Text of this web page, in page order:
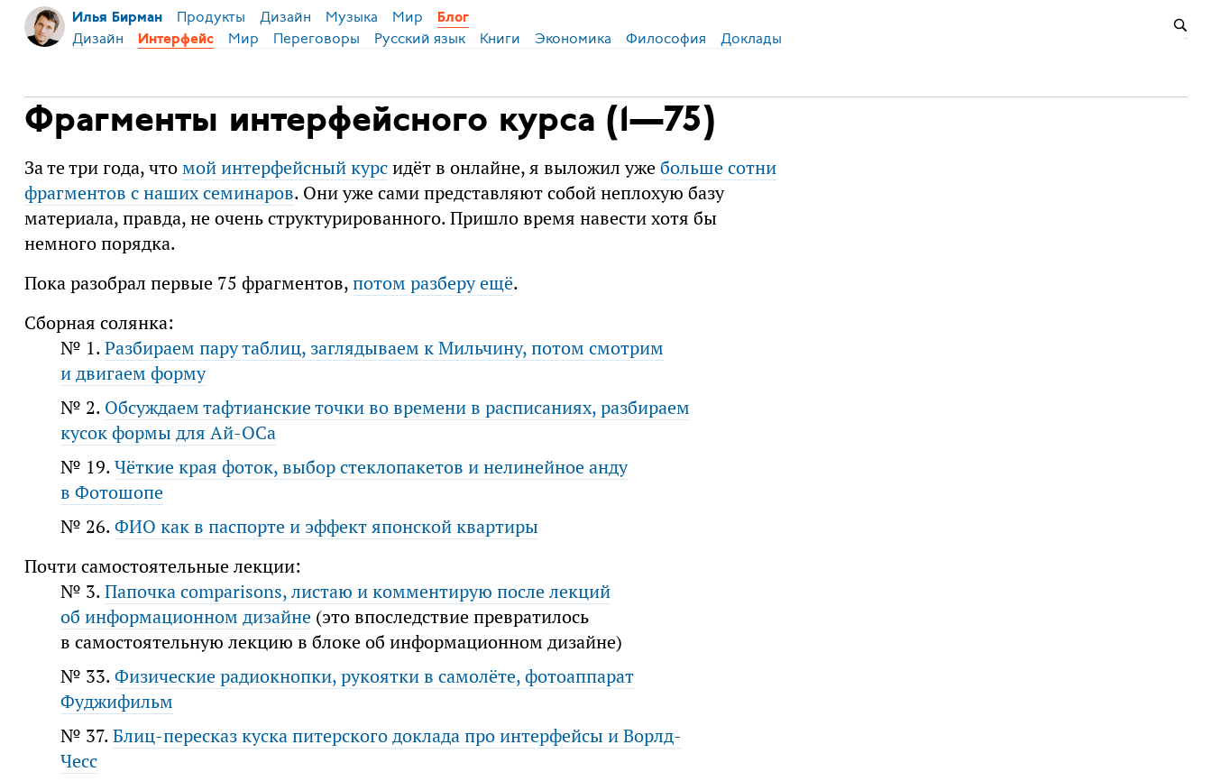
Илья Бирман Продукты Дизайн Музыка Мир Блог
Дизайн Интерфейс Мир Переговоры Русский язык Книги Экономика Философия Доклады
Фрагменты интерфейсного курса (1—75)
За те три года, чтомой интерфейсный курсидёт в онлайне, я выложил ужебольше сотни
фрагментов с наших семинаров. Они уже сами представляют собой неплохую базу
материала, правда, не очень структурированного. Пришло время навести хотя бы
немного порядка.
Пока разобрал первые 75 фрагментов,потом разберу ещё.
Сборная солянка:
№ 1.Разбираем пару таблиц, заглядываем к Мильчину, потом смотрим
и двигаем форму
№ 2. Обсуждаем тафтианские точки во времени в расписаниях, разбираем
кусок формы для Ай-ОСа
№ 19.Чёткие края фоток, выбор стеклопакетов и нелинейное анду
в Фотошопе
№ 26.ФИО как в паспорте и эффект японской квартиры
Почти самостоятельные лекции:
№ 3.Папочка comparisons, листаю и комментирую после лекций
об информационном дизайне(это впоследствие превратилось
в самостоятельную лекцию в блоке об информационном дизайне)
№ 33.Физические радиокнопки, рукоятки в самолёте, фотоаппарат
Фуджифильм
№ 37.Блиц-пересказ куска питерского доклада про интерфейсы и Ворлд-
Чесс